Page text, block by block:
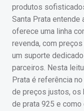
produtos
Santa Prata
oferece uma linha
revenda, com
um suporte
parceiros. Nesta
Prata é referência
de preços justos, os
de prata 925 e